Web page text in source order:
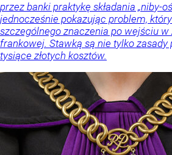
przez banki praktykę składania „niby-
jednocześnie pokazując problem,
szczególnego znaczenia po wejściu
frankowej. Stawką są nie tylko zasady
tysiące złotych kosztów.